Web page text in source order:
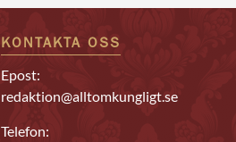
KONTAKTA OSS
Epost:
redaktion@alltomkungligt.se
Telefon: